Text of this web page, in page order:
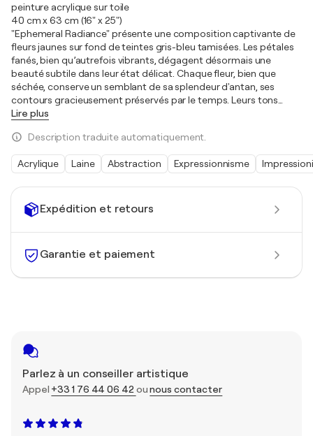
Expédition et retours
Garantie et paiement
Parlez à un conseiller artistique
Appel +33 1 76 44 06 42 ounous contacter
peinture acrylique sur toile
40 cm x 63 cm (16" x 25")
"Ephemeral Radiance" présente une composition captivante de
fleurs jaunes sur fond de teintes gris-bleu tamisées. Les pétales
fanés, bien qu’autrefois vibrants, dégagent désormais une
beauté subtile dans leur état délicat. Chaque fleur, bien que
séchée, conserve un semblant de sa splendeur d'antan, ses
contours gracieusement préservés par le temps. Leurs tons
Lire plus
Description traduite automatiquement.
Acrylique Laine Abstraction Expressionnisme